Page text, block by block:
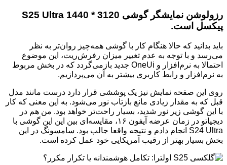
رزولوشن نمایشگر گوشی S25 Ultra 1440 * 3120
پیکسل است.
باید بدانید که حالا هنگام کار با گوشی همه‌چیز روان‌تر به نظر
می‌رسد و با توجه به عدم تغییر میزان رفرش‌ریت، این موضوع
احتمالا به نرم‌افزار و OneUi جدید بازمی‌گردد که در بخش مربوط
به نرم‌افزار و رابط کاربری بیشتر به آن می‌پردازیم.
روی این صفحه نمایش نیز یک پوششی قرار دارد درست مانند مدل
قبل که به مقدار زیادی مانع بازتاب نور می‌شود. به این معنی که کار
با این گوشی زیر نور شدید، بسیار راحت‌تر خواهد بود. من هم در
دیجیاتو در زمان عرضه آیفون ۱۶، مقایسه‌ای بین این این گوشی با
S24 Ultra انجام دادم و نتیجه واقعا جالب بود. سامسونگ در این
بخش بسیار بهتر از رقیب آمریکایی خود عمل کرده است.